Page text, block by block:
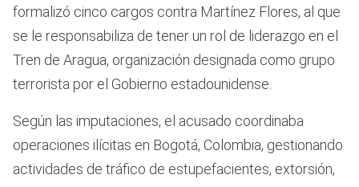
formalizó cinco cargos contra Martínez Flores, al que
se le responsabiliza de tener un rol de liderazgo en el
Tren de Aragua, organización designada como grupo
terrorista por el Gobierno estadounidense.
Según las imputaciones, el acusado coordinaba
operaciones ilícitas en Bogotá, Colombia, gestionando
actividades de tráfico de estupefacientes, extorsión,